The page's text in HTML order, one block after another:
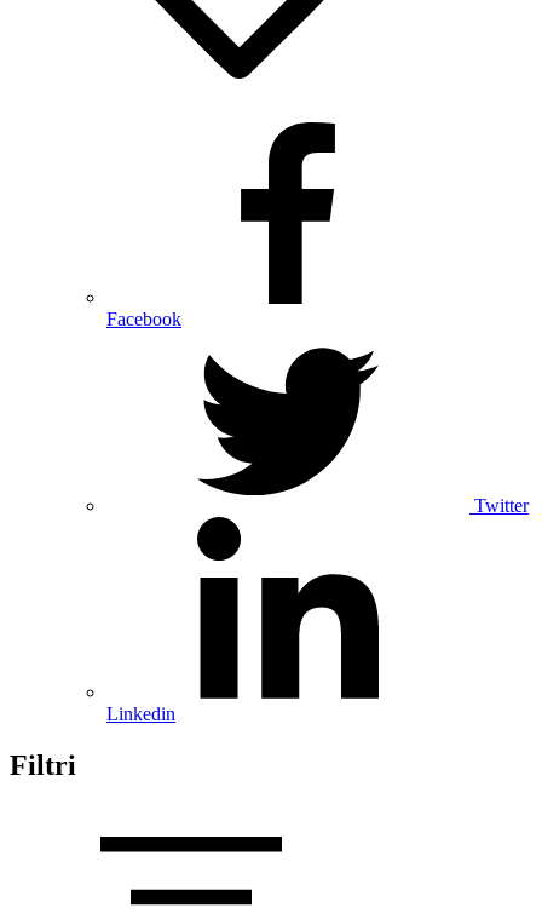
Facebook
Twitter
Linkedin
Filtri